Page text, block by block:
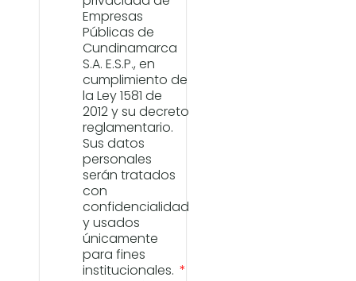
Empresas
Públicas de
Cundinamarca
S.A. E.S.P., en
cumplimiento de
la Ley 1581 de
2012 y su decreto
reglamentario.
Sus datos
personales
serán tratados
con
confidencialidad
y usados
únicamente
para fines
institucionales.